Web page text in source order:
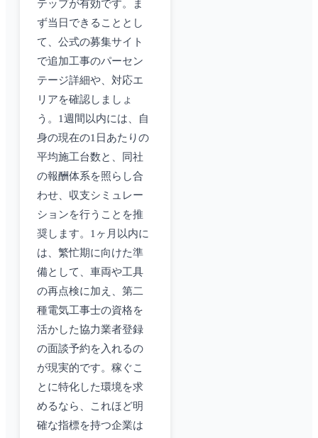
テップが有効です。ま
ず当日できることとし
て、公式の募集サイト
で追加工事のパーセン
テージ詳細や、対応エ
リアを確認しましょ
う。1週間以内には、自
身の現在の1日あたりの
平均施工台数と、同社
の報酬体系を照らし合
わせ、収支シミュレー
ションを行うことを推
奨します。1ヶ月以内に
は、繁忙期に向けた準
備として、車両や工具
の再点検に加え、第二
種電気工事士の資格を
活かした協力業者登録
の面談予約を入れるの
が現実的です。稼ぐこ
とに特化した環境を求
めるなら、これほど明
確な指標を持つ企業は